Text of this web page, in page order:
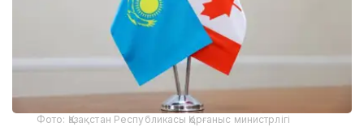
Фото: Қазақстан Республикасы Қорғаныс министрлігі